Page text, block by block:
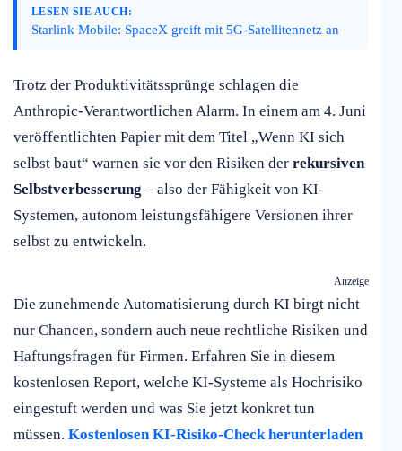
LESEN SIE AUCH:
Starlink Mobile: SpaceX greift mit 5G-Satellitennetz an
Trotz der Produktivitätssprünge schlagen die
Anthropic-Verantwortlichen Alarm. In einem am 4. Juni
veröffentlichten Papier mit dem Titel „Wenn KI sich
selbst baut“ warnen sie vor den Risiken der rekursiven
Selbstverbesserung – also der Fähigkeit von KI-
Systemen, autonom leistungsfähigere Versionen ihrer
selbst zu entwickeln.
Anzeige
Die zunehmende Automatisierung durch KI birgt nicht
nur Chancen, sondern auch neue rechtliche Risiken und
Haftungsfragen für Firmen. Erfahren Sie in diesem
kostenlosen Report, welche KI-Systeme als Hochrisiko
eingestuft werden und was Sie jetzt konkret tun
müssen. Kostenlosen KI-Risiko-Check herunterladen